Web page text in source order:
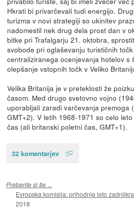
Hkrati bi privarčevali tudi energijo.
turizma v novi strategiji so ukinitev
nadomestil nek drug dela prost dan v
bitke pri Trafalgarju 21. oktobra,
svobode pri oglaševanju turističnih
centraliziranega ocenjevanja hotelov s
olepšanje vstopnih točk v Veliko
Velika Britanija je v preteklosti že
časom. Med drugo svetovno vojno
uporabljali zaradi varčevanja premoga
GMT+2). V letih 1968-1971 so celo
čas (ali britanski poletni čas, GMT+1).
32 komentarjev
Preberite si še…
Evropska komisija: prihodnje leto
2018